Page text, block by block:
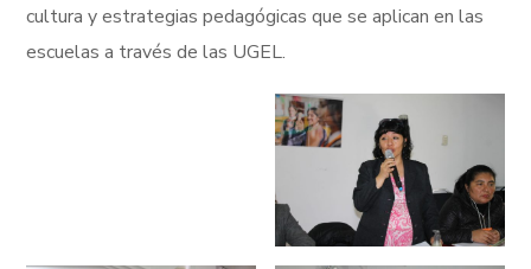
cultura y estrategias pedagógicas que se aplican en las
escuelas a través de las UGEL.